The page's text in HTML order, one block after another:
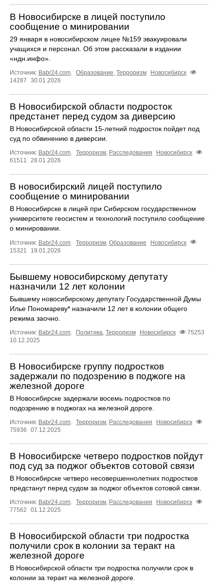
В Новосибирске в лицей поступило
сообщение о минировании
29 января в новосибирском лицее №159 эвакуировали
учащихся и персонал. Об этом рассказали в издании
«ндн.инфо».
Источник: Babr24.com. Образование, Терроризм
Новосибирск
14287
30.01.2026
В Новосибирской области подросток
предстанет перед судом за диверсию
В Новосибирской области 15-летний подросток пойдет под
суд по обвинению в диверсии.
Источник: Babr24.com. Терроризм, Расследования
Новосибирск
61511
28.01.2026
В новосибирский лицей поступило
сообщение о минировании
В Новосибирске в лицей при Сибирском государственном
университете геосистем и технологий поступило сообщение
о минировании.
Источник: Babr24.com Терроризм Образование
Новосибирск
15321
19.01.2026
Бывшему новосибирскому депутату
назначили 12 лет колонии
Бывшему новосибирскому депутату Государственной Думы
Илье Пономареву* назначили 12 лет в колонии общего
режима заочно.
Источник: Babr24.com Политика Терроризм Новосибирск
75253
10.12.2025
В Новосибирске группу подростков
задержали по подозрению в поджоге на
железной дороге
В Новосибирске задержали восемь подростков по
подозрению в поджогах на железной дороге.
Источник: Babr24.com Терроризм Расследования
Новосибирск
75936
07.12.2025
В Новосибирске четверо подростков пойдут
под суд за поджог объектов сотовой связи
В Новосибирске четверо несовершеннолетних подростков
предстанут перед судом за поджог объектов сотовой связи.
Источник: Babr24.com. Терроризм, Расследования
Новосибирск
77562
01.12.2025
В Новосибирской области три подростка
получили срок в колонии за теракт на
железной дороге
В Новосибирской области три подростка получили срок в
колонии за теракт на железной дороге.